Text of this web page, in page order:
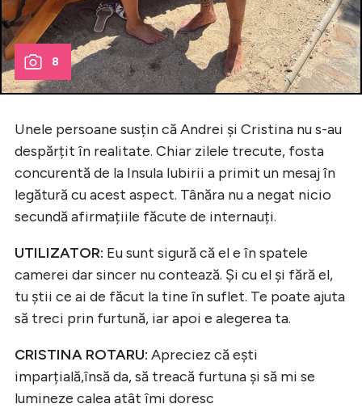
8
Unele persoane susțin că Andrei și Cristina nu s-au
despărțit în realitate. Chiar zilele trecute, fosta
concurentă de la Insula Iubirii a primit un mesaj în
legătură cu acest aspect. Tânăra nu a negat nicio
secundă afirmațiile făcute de internauți.
UTILIZATOR: Eu sunt sigură că el e în spatele
camerei dar sincer nu contează. Și cu el și fără el,
tu știi ce ai de făcut la tine în suflet. Te poate ajuta
să treci prin furtună, iar apoi e alegerea ta.
CRISTINA ROTARU: Apreciez că ești
imparțială,însă da, să treacă furtuna și să mi se
lumineze calea atât îmi doresc